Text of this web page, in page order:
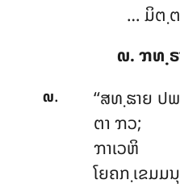
… ມິຕ຺ຕ
໙. ຠທ຺ຣ
໙.
‘‘ສທ຺ຘາຍ
ຕາ ຠວ;
ຠາເວ
ໂຍຄກ຺ເຂມມ